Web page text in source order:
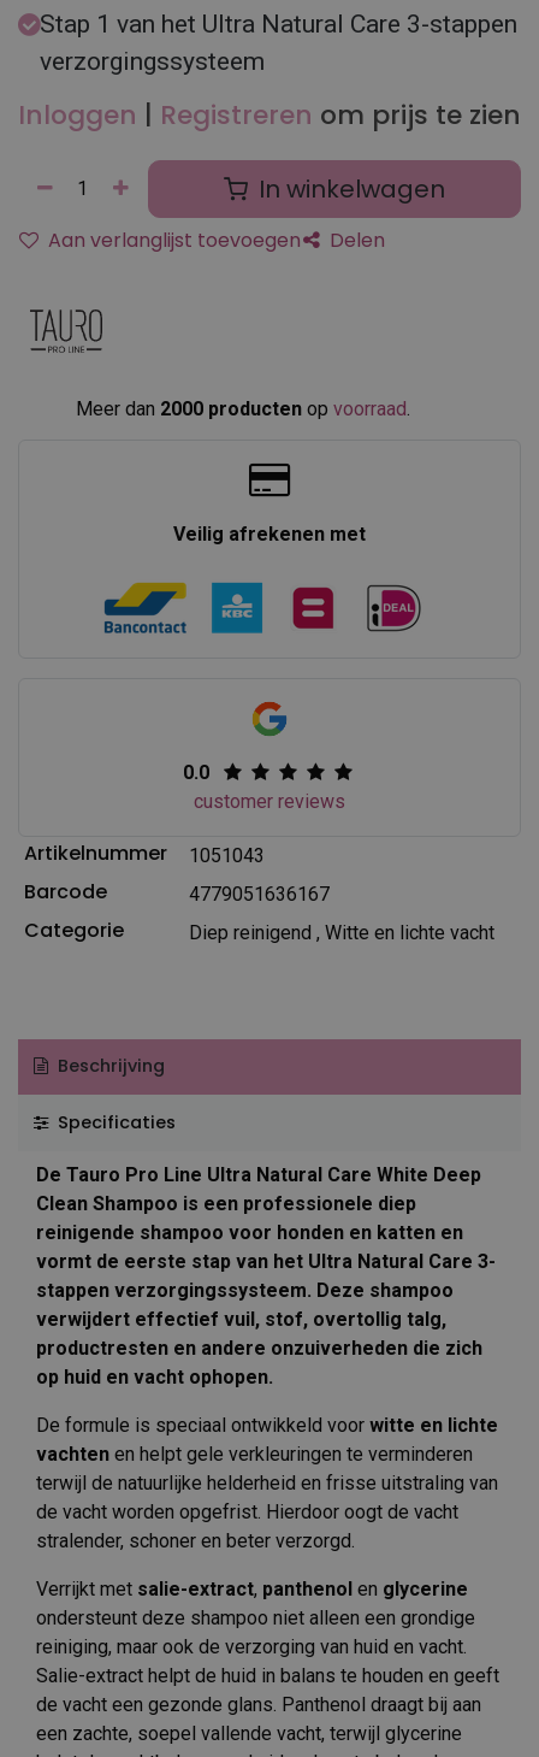
Stap 1 van het Ultra Natural Care 3-stappen
verzorgingssysteem
Inloggen | Registreren om prijs te zien
In winkelwagen
Aan verlanglijst toevoegen Delen
Meer dan 2000 producten op voorraad
Veilig afrekenen met
0.0
customer reviews
Artikelnummer 1051043
Barcode 4779051636167
Categorie Diep reinigend , Witte en lichte vacht
Beschrijving
Specificaties
De Tauro Pro Line Ultra Natural Care White Deep
Clean Shampoo is een professionele diep
reinigende shampoo voor honden en katten en
vormt de eerste stap van het Ultra Natural Care 3-
stappen verzorgingssysteem. Deze shampoo
verwijdert effectief vuil, stof, overtollig talg,
productresten en andere onzuiverheden die zich
op huid en vacht ophopen.
De formule is speciaal ontwikkeld voor witte en lichte
vachten en helpt gele verkleuringen te verminderen
terwijl de natuurlijke helderheid en frisse uitstraling van
de vacht worden opgefrist. Hierdoor oogt de vacht
stralender, schoner en beter verzorgd.
Verrijkt met salie-extract, panthenol en glycerine
ondersteunt deze shampoo niet alleen een grondige
reiniging, maar ook de verzorging van huid en vacht.
Salie-extract helpt de huid in balans te houden en geeft
de vacht een gezonde glans. Panthenol draagt bij aan
een zachte, soepel vallende vacht, terwijl glycerine